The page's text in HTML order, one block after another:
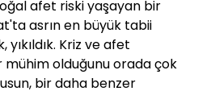
afet riski yaşayan bir
asrın en büyük tabii
Kriz ve afet
olduğunu orada çok
bir daha benzer